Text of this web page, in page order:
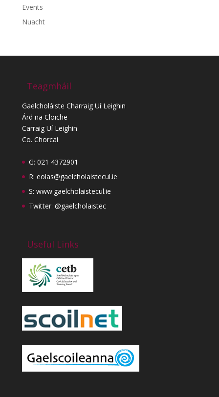
Events
Nuacht
Teagmháil
Gaelcholáiste Charraig Uí Leighin
Árd na Cloiche
Carraig Uí Leighin
Co. Chorcaí
G: 021 4372901
R: eolas@gaelcholaistecul.ie
S: www.gaelcholaistecul.ie
Twitter: @gaelcholaistec
Useful Links